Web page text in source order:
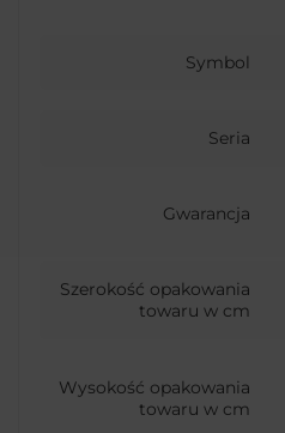
Symbol
Seria
Gwarancja
Szerokość opakowania
towaru w cm
Wysokość opakowania
towaru w cm